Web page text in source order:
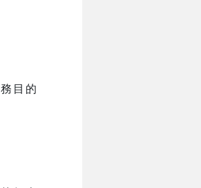
目的